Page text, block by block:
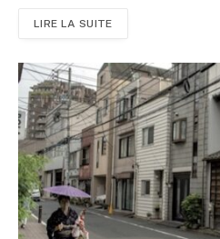
LIRE LA SUITE